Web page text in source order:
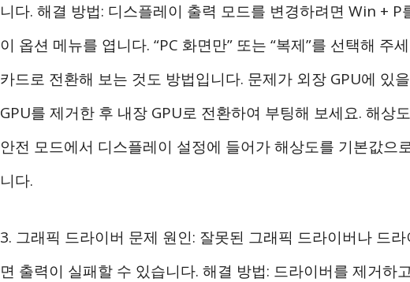
니다. 해결 방법: 디스플레이 출력 모드를 변경하려면 Win + P
이 옵션 메뉴를 엽니다. “PC 화면만” 또는 “복제”를 선택해 주
카드로 전환해 보는 것도 방법입니다. 문제가 외장 GPU에 있
GPU를 제거한 후 내장 GPU로 전환하여 부팅해 보세요. 해상
안전 모드에서 디스플레이 설정에 들어가 해상도를 기본값으
니다.
3. 그래픽 드라이버 문제 원인: 잘못된 그래픽 드라이버나 드
면 출력이 실패할 수 있습니다. 해결 방법: 드라이버를 제거하